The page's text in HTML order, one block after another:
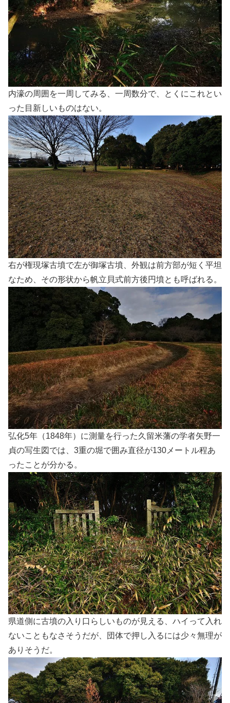
内濠の周囲を一周してみる、一周数分で、とくにこれとい
った目新しいものはない。
右が権現塚古墳で左が御塚古墳、外観は前方部が短く平坦
なため、その形状から帆立貝式前方後円墳とも呼ばれる。
弘化5年（1848年）に測量を行った久留米藩の学者矢野一
貞の写生図では、3重の堀で囲み直径が130メートル程あ
ったことが分かる。
県道側に古墳の入り口らしいものが見える、ハイって入れ
ないこともなさそうだが、団体で押し入るには少々無理が
ありそうだ。